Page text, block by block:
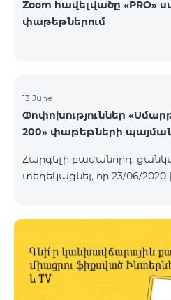
Zoom հավելվածը «PRO»
փաթեթներում
13 June
Փոփոխություններ
200» փաթեթների
Հարգելի բաժանորդ,
տեղեկացնել, որ 23/06/
տրամադրվելու է 3ԳԲ
ի փոխարեն, իսկ
սահմանվելու է 7 օր
«Սմարթ 1000ՄԲ» փաթեթի